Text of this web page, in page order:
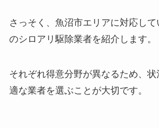
さっそく、魚沼市エリアに対応し
のシロアリ駆除業者を紹介します。
それぞれ得意分野が異なるため、
適な業者を選ぶことが大切です。